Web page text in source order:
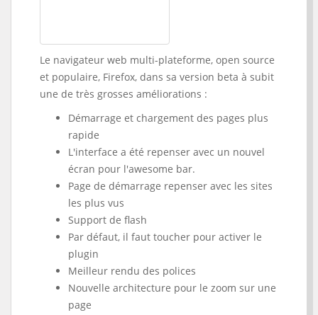
Le navigateur web multi-plateforme, open source
et populaire, Firefox, dans sa version beta à subit
une de très grosses améliorations :
Démarrage et chargement des pages plus
rapide
L'interface a été repenser avec un nouvel
écran pour l'awesome bar.
Page de démarrage repenser avec les sites
les plus vus
Support de flash
Par défaut, il faut toucher pour activer le
plugin
Meilleur rendu des polices
Nouvelle architecture pour le zoom sur une
page